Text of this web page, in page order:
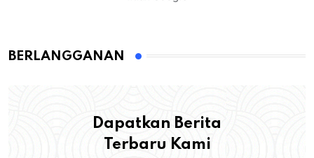
BERLANGGANAN
Dapatkan Berita
Terbaru Kami